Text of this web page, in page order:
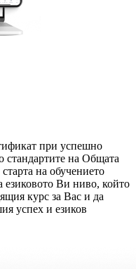
при успешно
стандартите на Общата
на обучението
езиковото Ви ниво, който
курс за Вас и да
успех и езиков